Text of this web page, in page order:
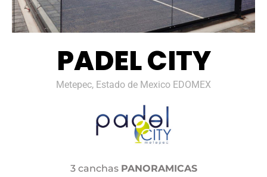
PADEL CITY
Metepec, Estado de Mexico EDOMEX
3 canchas PANORAMICAS